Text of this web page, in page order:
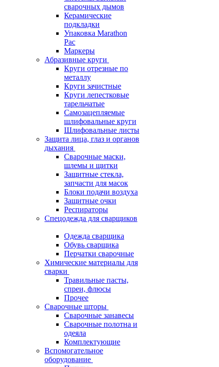
сварочных дымов
Керамические
подкладки
Упаковка Marathon
Pac
Маркеры
Абразивные круги
Круги отрезные по
металлу
Круги зачистные
Круги лепестковые
тарельчатые
Самозацепляемые
шлифовальные круги
Шлифовальные листы
Защита лица, глаз и органов
дыхания
Сварочные маски,
шлемы и щитки
Защитные стекла,
запчасти для масок
Блоки подачи воздуха
Защитные очки
Респираторы
Спецодежда для сварщиков
Одежда сварщика
Обувь сварщика
Перчатки сварочные
Химические материалы для
сварки
Травильные пасты,
спреи, флюсы
Прочее
Сварочные шторы
Сварочные занавесы
Сварочные полотна и
одеяла
Комплектующие
Вспомогательное
оборудование